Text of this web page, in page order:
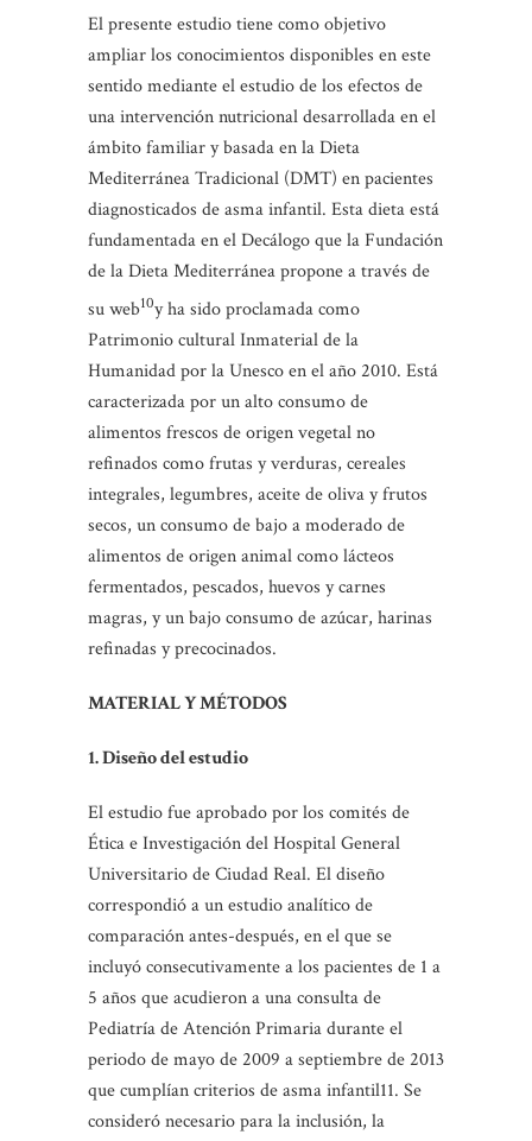
El presente estudio tiene como objetivo
ampliar los conocimientos disponibles en este
sentido mediante el estudio de los efectos de
una intervención nutricional desarrollada en el
ámbito familiar y basada en la Dieta
Mediterránea Tradicional (DMT) en pacientes
diagnosticados de asma infantil. Esta dieta está
fundamentada en el Decálogo que la Fundación
de la Dieta Mediterránea propone a través de
su web10y ha sido proclamada como
Patrimonio cultural Inmaterial de la
Humanidad por la Unesco en el año 2010. Está
caracterizada por un alto consumo de
alimentos frescos de origen vegetal no
refinados como frutas y verduras, cereales
integrales, legumbres, aceite de oliva y frutos
secos, un consumo de bajo a moderado de
alimentos de origen animal como lácteos
fermentados, pescados, huevos y carnes
magras, y un bajo consumo de azúcar, harinas
refinadas y precocinados.
MATERIAL Y MÉTODOS
1. Diseño del estudio
El estudio fue aprobado por los comités de
Ética e Investigación del Hospital General
Universitario de Ciudad Real. El diseño
correspondió a un estudio analítico de
comparación antes-después, en el que se
incluyó consecutivamente a los pacientes de 1 a
5 años que acudieron a una consulta de
Pediatría de Atención Primaria durante el
periodo de mayo de 2009 a septiembre de 2013
que cumplían criterios de asma infantil11. Se
consideró necesario para la inclusión, la